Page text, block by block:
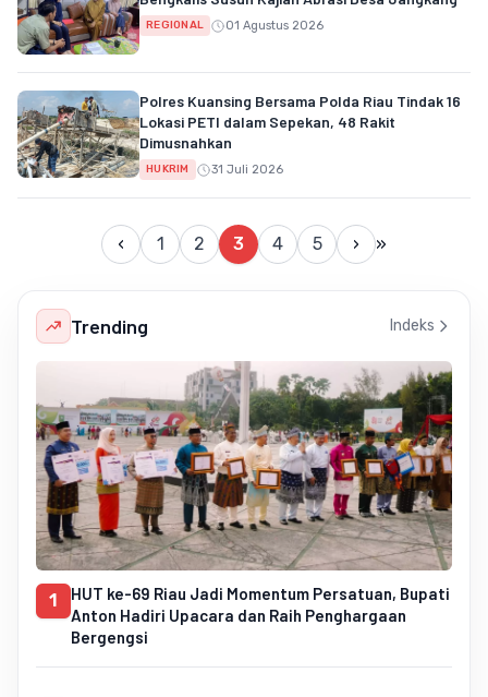
REGIONAL 01 Agustus 2026
Polres Kuansing Bersama Polda Riau Tindak 16
Lokasi PETI dalam Sepekan, 48 Rakit
Dimusnahkan
HUKRIM 31 Juli 2026
‹ 1 2 3 4 5 › »
Trending Indeks
1
HUT ke-69 Riau Jadi Momentum Persatuan, Bupati
Anton Hadiri Upacara dan Raih Penghargaan
Bergengsi